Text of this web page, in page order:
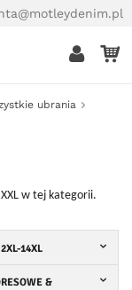
ubrania
w tej kategorii.
14XL
&